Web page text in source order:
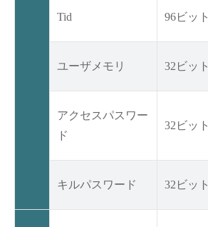
Tid 96ビット
ユーザメモリ 32ビット
アクセスパスワー
ド
32ビット
キルパスワード 32ビット